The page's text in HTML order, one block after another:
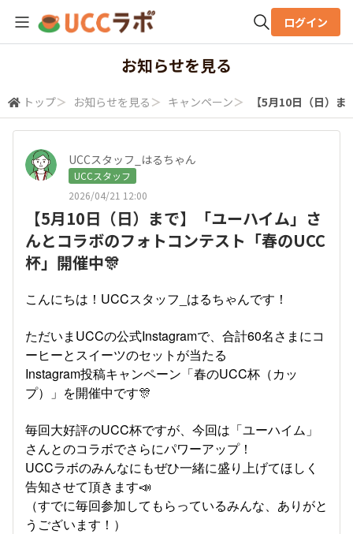
検索
ログイン
お知らせを見る
トップ＞ お知らせを見る ＞ キャンペーン＞ 【5月10日（日）
UCCスタッフ_はるちゃん
UCCスタッフ
2026/04/21 12:00
【5月10日（日）まで】「ユーハイム」さ
んとコラボのフォトコンテスト「春のUCC
杯」開催中🎊
こんにちは！UCCスタッフ_はるちゃんです！
ただいまUCCの公式Instagramで、合計60名さまにコ
ーヒーとスイーツのセットが当たる
Instagram投稿キャンペーン「春のUCC杯（カッ
プ）」を開催中です🎊
毎回大好評のUCC杯ですが、今回は「ユーハイム」
さんとのコラボでさらにパワーアップ！
UCCラボのみんなにもぜひ一緒に盛り上げてほしく
告知させて頂きます📣
（すでに毎回参加してもらっているみんな、ありがと
うございます！）